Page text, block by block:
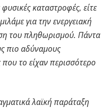
φυσικές καταστροφές, είτε
για την ενεργειακή
του πληθωρισμού. Πάντα
πιο αδύναμους
το είχαν περισσότερο
λαϊκή παράταξη